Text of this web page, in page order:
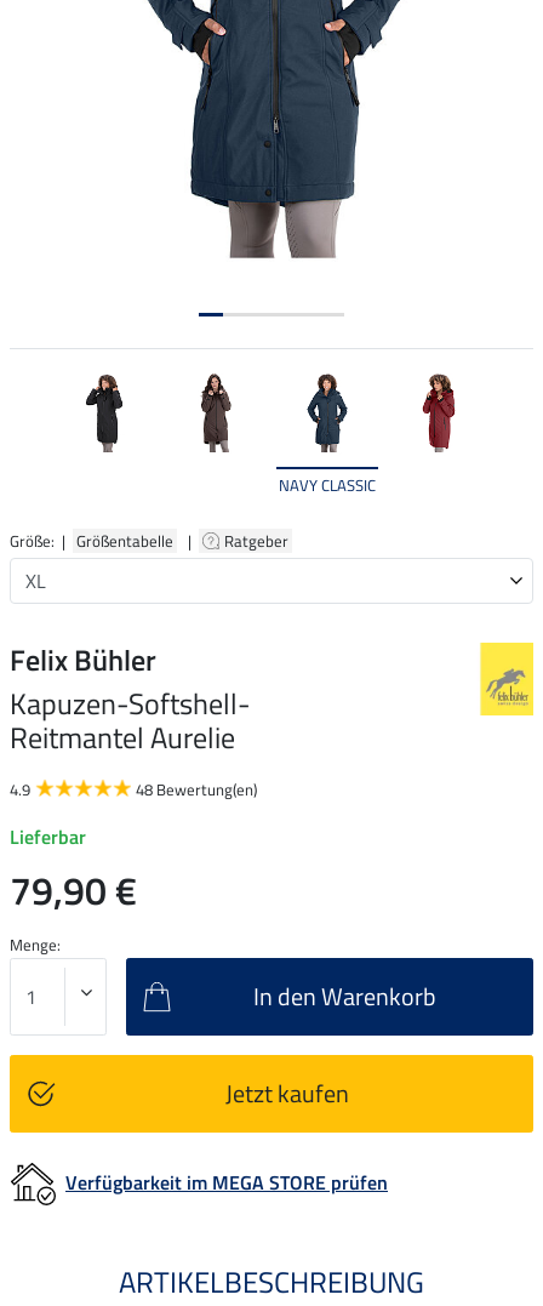
NAVY CLASSIC
Größe: | Größentabelle | Ratgeber
Felix Bühler
Kapuzen-Softshell-
Reitmantel Aurelie
4.9 48 Bewertung(en)
Lieferbar
79,90 €
Menge:
In den Warenkorb
Jetzt kaufen
Verfügbarkeit im MEGA STORE prüfen
ARTIKELBESCHREIBUNG